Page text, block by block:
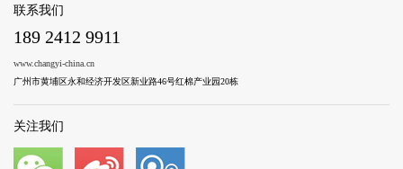
联系我们
189 2412 9911
www.changyi-china.cn
广州市黄埔区永和经济开发区新业路46号红棉产业园20栋
关注我们